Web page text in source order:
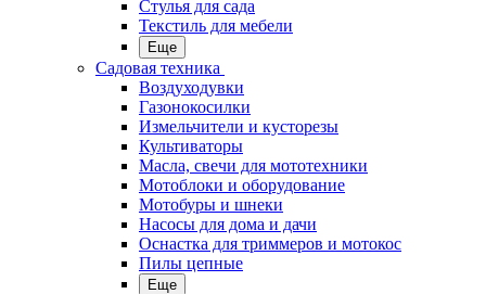
Стулья для сада
Текстиль для мебели
Еще
Садовая техника
Воздуходувки
Газонокосилки
Измельчители и кусторезы
Культиваторы
Масла, свечи для мототехники
Мотоблоки и оборудование
Мотобуры и шнеки
Насосы для дома и дачи
Оснастка для триммеров и мотокос
Пилы цепные
Еще